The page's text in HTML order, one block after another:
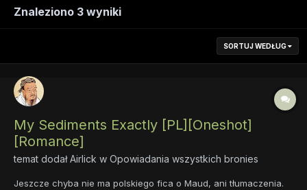
Znaleziono 3 wyniki
SORTUJ WEDŁUG
My Sediments Exactly [PL][Oneshot]
[Romance]
temat dodałAirlick w Opowiadania wszystkich bronies
Jeszcze chyba nie ma polskiego fica o Maud, ani tłumaczenia.